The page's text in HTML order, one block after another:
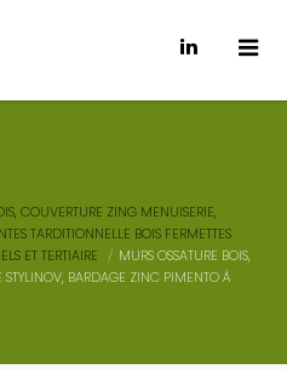
COUVERTURE ZING MENUISERIE,
TARDITIONNELLE BOIS FERMETTES
ET TERTIAIRE
MURS OSSATURE BOIS,
STYLINOV, BARDAGE ZINC PIMENTO À